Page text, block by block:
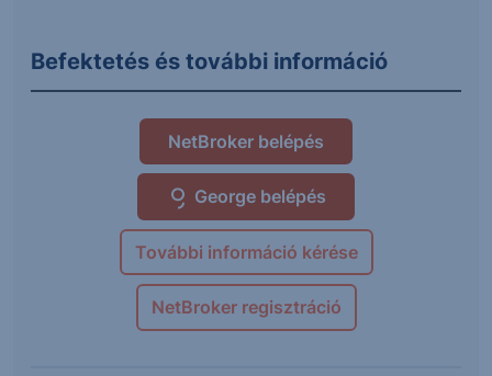
Befektetés és további információ
NetBroker belépés
George belépés
További információ kérése
NetBroker regisztráció